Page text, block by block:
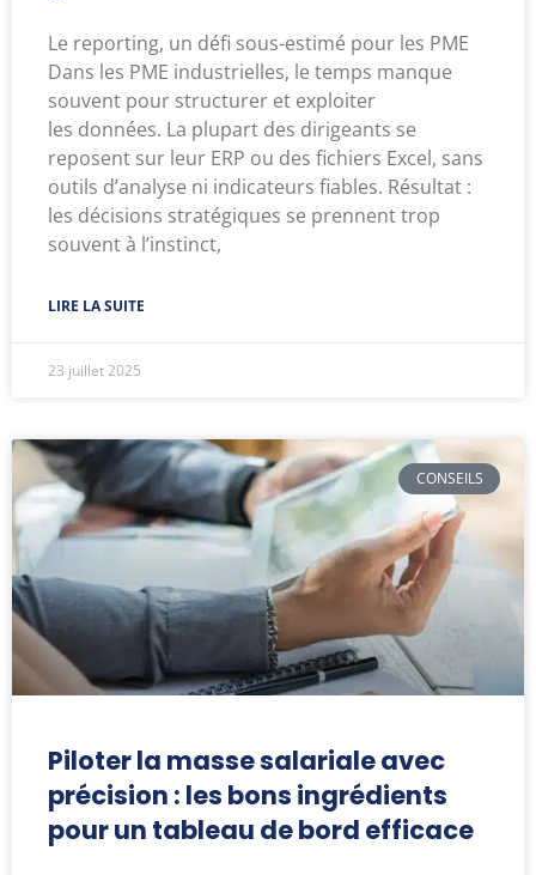
Le reporting, un défi sous-estimé pour les PME
Dans les PME industrielles, le temps manque
souvent pour structurer et exploiter
les données. La plupart des dirigeants se
reposent sur leur ERP ou des fichiers Excel, sans
outils d’analyse ni indicateurs fiables. Résultat :
les décisions stratégiques se prennent trop
souvent à l’instinct,
LIRE LA SUITE
23 juillet 2025
CONSEILS
Piloter la masse salariale avec
précision : les bons ingrédients
pour un tableau de bord efficace